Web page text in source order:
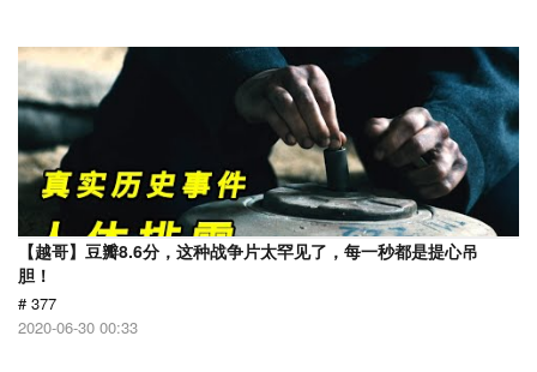
【越哥】豆瓣8.6分，这种战争片太罕见了，每一秒都是提心吊
胆！
# 377
2020-06-30 00:33